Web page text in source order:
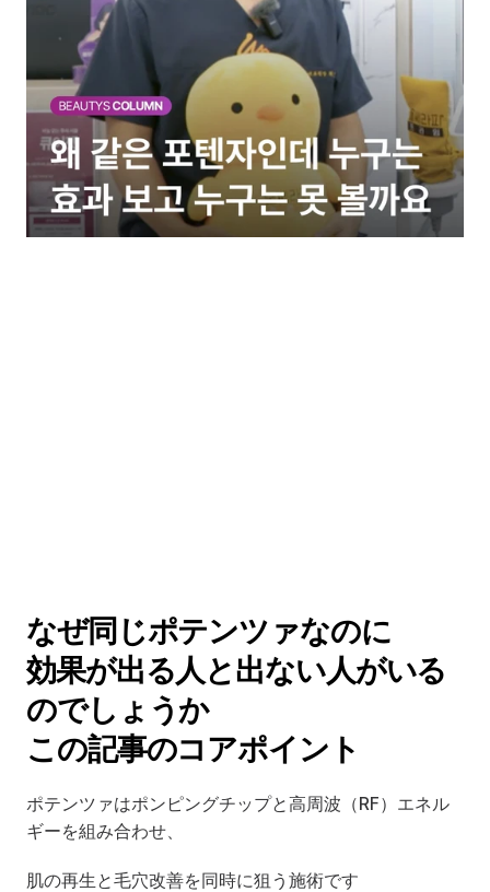
なぜ同じポテンツァなのに
効果が出る人と出ない人がいる
のでしょうか
この記事のコアポイント
ポテンツァはポンピングチップと高周波（RF）エネル
ギーを組み合わせ、
肌の再生と毛穴改善を同時に狙う施術です